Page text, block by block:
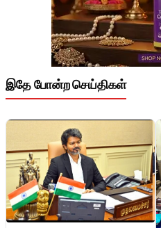
இதே போன்ற செய்திகள்